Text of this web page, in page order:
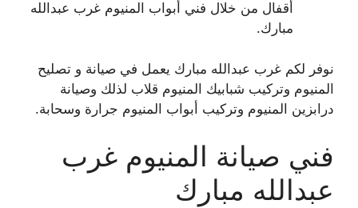
أقفال من خلال فني أبواب المنيوم غرب عبدالله
مبارك.
نوفر لكم غرب عبدالله مبارك يعمل في صيانة و تصليح
المنيوم وتركيب شبابيك المنيوم قلاب لذلك وصيانة
درابزين المنيوم وتركيب أبواب المنيوم جرارة وسحابة.
فني صيانة المنيوم غرب
عبدالله مبارك